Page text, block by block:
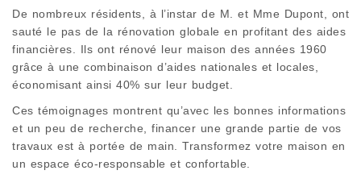
De nombreux résidents, à l’instar de M. et Mme Dupont, ont
sauté le pas de la rénovation globale en profitant des aides
financières. Ils ont rénové leur maison des années 1960
grâce à une combinaison d’aides nationales et locales,
économisant ainsi 40% sur leur budget.
Ces témoignages montrent qu’avec les bonnes informations
et un peu de recherche, financer une grande partie de vos
travaux est à portée de main. Transformez votre maison en
un espace éco-responsable et confortable.